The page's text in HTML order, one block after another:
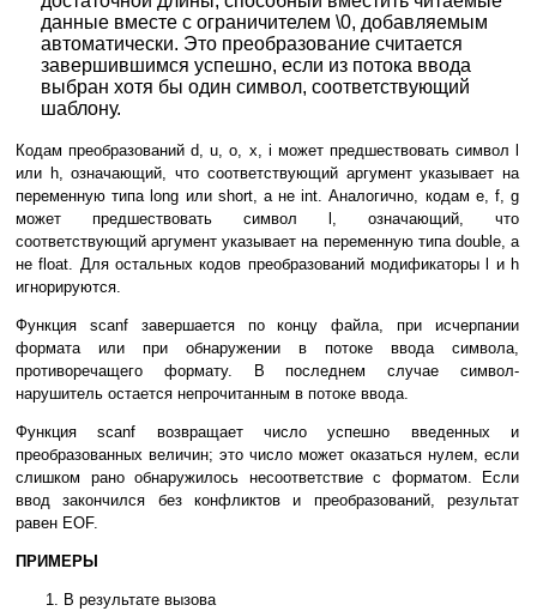
данные вместе с ограничителем \0, добавляемым
автоматически. Это преобразование считается
завершившимся успешно, если из потока ввода
выбран хотя бы один символ, соответствующий
шаблону.
Кодам преобразований d, u, o, x, i может предшествовать символ l
или h, означающий, что соответствующий аргумент указывает на
переменную типа long или short, а не int. Аналогично, кодам e, f, g
может предшествовать символ l, означающий, что
соответствующий аргумент указывает на переменную типа double, а
не float. Для остальных кодов преобразований модификаторы l и h
игнорируются.
Функция scanf завершается по концу файла, при исчерпании
формата или при обнаружении в потоке ввода символа,
противоречащего формату. В последнем случае символ-
нарушитель остается непрочитанным в потоке ввода.
Функция scanf возвращает число успешно введенных и
преобразованных величин; это число может оказаться нулем, если
слишком рано обнаружилось несоответствие с форматом. Если
ввод закончился без конфликтов и преобразований, результат
равен EOF.
ПРИМЕРЫ
В результате вызова